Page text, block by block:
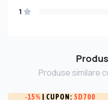
1
Produse similare
-15% | CUPON: SD700